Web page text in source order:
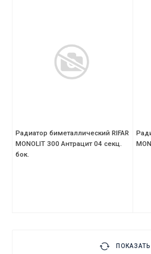
Радиатор биметаллический RIFAR
MONOLIT 300 Антрацит 04 секц.
бок.